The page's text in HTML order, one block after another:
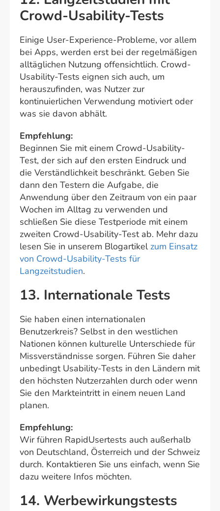
Crowd-Usability-Tests
Einige User-Experience-Probleme, vor allem
bei Apps, werden erst bei der regelmäßigen
alltäglichen Nutzung offensichtlich. Crowd-
Usability-Tests eignen sich auch, um
herauszufinden, was Nutzer zur
kontinuierlichen Verwendung motiviert oder
was sie davon abhält.
Empfehlung:
Beginnen Sie mit einem Crowd-Usability-
Test, der sich auf den ersten Eindruck und
die Verständlichkeit beschränkt. Geben Sie
dann den Testern die Aufgabe, die
Anwendung über den Zeitraum von ein paar
Wochen im Alltag zu verwenden und
schließen Sie diese Testperiode mit einem
zweiten Crowd-Usability-Test ab. Mehr dazu
lesen Sie in unserem Blogartikel zum Einsatz
von Crowd-Usability-Tests für
Langzeitstudien.
13. Internationale Tests
Sie haben einen internationalen
Benutzerkreis? Selbst in den westlichen
Nationen können kulturelle Unterschiede für
Missverständnisse sorgen. Führen Sie daher
unbedingt Usability-Tests in den Ländern mit
den höchsten Nutzerzahlen durch oder wenn
Sie den Markteintritt in einem neuen Land
planen.
Empfehlung:
Wir führen RapidUsertests auch außerhalb
von Deutschland, Österreich und der Schweiz
durch. Kontaktieren Sie uns einfach, wenn Sie
dazu weitere Infos möchten.
14. Werbewirkungstests